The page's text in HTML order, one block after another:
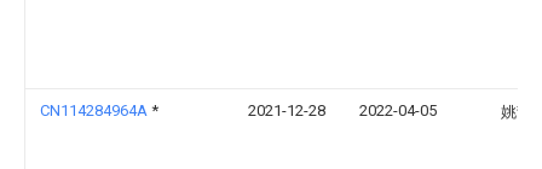
CN114284964A * 2021-12-28 2022-04-05 姚哲